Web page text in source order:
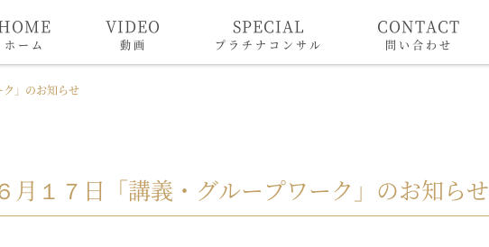
ホーム
VIDEO
動画
SPECIAL
プラチナコンサル
CONTACT
問い合わせ
ク」のお知らせ
月１７日「講義・グループワーク」のお知らせ